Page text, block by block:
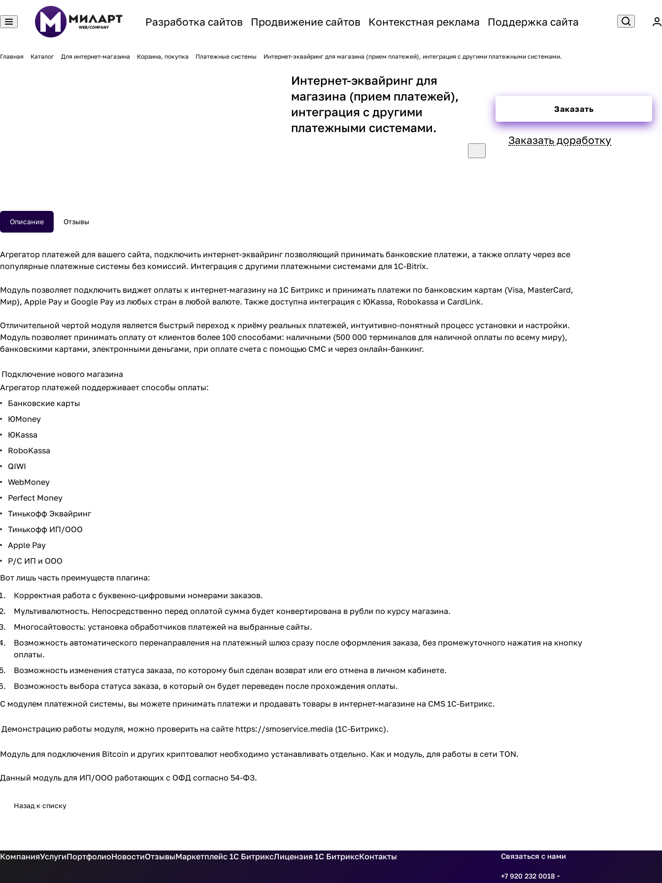
Разработка сайтов Продвижение сайтов Контекстная реклама Поддержка сайта
Главная Каталог Для интернет-магазина Корзина, покупка Платежные системы Интернет-эквайринг для магазина (прием платежей), интеграция с другими платежными системами.
Интернет-эквайринг для
магазина (прием платежей),
интеграция с другими
платежными системами.
Заказать
Заказать доработку
Описание Отзывы
Агрегатор платежей для вашего сайта, подключить интернет-эквайринг позволяющий принимать банковские платежи, а также оплату через все
популярные платежные системы без комиссий. Интеграция с другими платежными системами для 1C-Bitrix.
Модуль позволяет подключить виджет оплаты к интернет-магазину на 1С Битрикс и принимать платежи по банковским картам (Visa, MasterCard,
Мир), Apple Pay и Google Pay из любых стран в любой валюте. Также доступна интеграция с ЮKassa, Robokassa и CardLink.
Отличительной чертой модуля является быстрый переход к приёму реальных платежей, интуитивно-понятный процесс установки и настройки.
Модуль позволяет принимать оплату от клиентов более 100 способами: наличными (500 000 терминалов для наличной оплаты по всему миру),
банковскими картами, электронными деньгами, при оплате счета с помощью СМС и через онлайн-банкинг.
Подключение нового магазина
Агрегатор платежей поддерживает способы оплаты:
Банковские карты
ЮMoney
ЮKassa
RoboKassa
QIWI
WebMoney
Perfect Money
Тинькофф Эквайринг
Тинькофф ИП/ООО
Apple Pay
Р/С ИП и ООО
Вот лишь часть преимуществ плагина:
Корректная работа с буквенно-цифровыми номерами заказов.
Мультивалютность. Непосредственно перед оплатой сумма будет конвертирована в рубли по курсу магазина.
Многосайтовость: установка обработчиков платежей на выбранные сайты.
Возможность автоматического перенаправления на платежный шлюз сразу после оформления заказа, без промежуточного нажатия на кнопку
оплаты.
Возможность изменения статуса заказа, по которому был сделан возврат или его отмена в личном кабинете.
Возможность выбора статуса заказа, в который он будет переведен после прохождения оплаты.
С модулем платежной системы, вы можете принимать платежи и продавать товары в интернет-магазине на CMS 1С-Битрикс.
Демонстрацию работы модуля, можно проверить на сайте https://smoservice.media (1С-Битрикс).
Модуль для подключения Bitcoin и других криптовалют необходимо устанавливать отдельно. Как и модуль, для работы в сети TON.
Данный модуль для ИП/ООО работающих с ОФД согласно 54-ФЗ.
Назад к списку
КомпанияУслугиПортфолиоНовостиОтзывыМаркетплейс 1С БитриксЛицензия 1С БитриксКонтакты Связаться с нами
+7 920 232 0018